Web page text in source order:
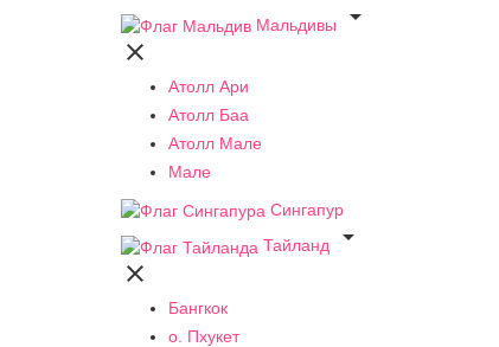
Мальдивы


Атолл Ари
Атолл Баа
Атолл Мале
Мале
Сингапур
Тайланд


Бангкок
о. Пхукет